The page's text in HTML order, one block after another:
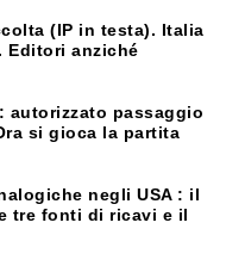
(IP in testa). Italia
Editori anziché
autorizzato passaggio
si gioca la partita
negli USA : il
tre fonti di ricavi e il